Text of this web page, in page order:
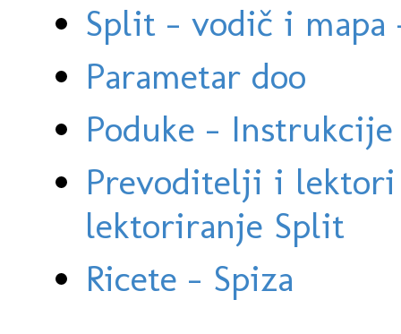
Split - vodič i
Parametar doo
Poduke -
Prevoditelji i
lektoriranje Split
Ricete - Spiza